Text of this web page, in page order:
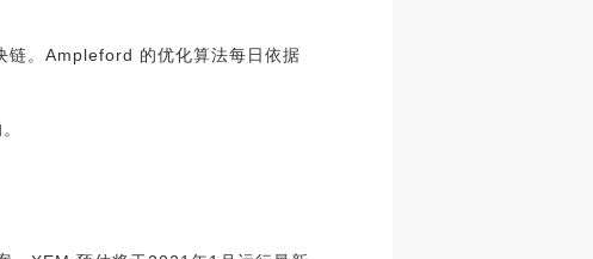
。Ampleford 的优化算法每日依据